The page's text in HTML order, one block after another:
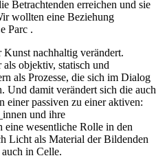
Betrachtenden erreichen und sie
wollten eine Beziehung
Parc .
nachhaltig verändert.
objektiv, statisch und
als Prozesse, die sich im Dialog
Und damit verändert sich die auch
einer passiven zu einer aktiven:
und ihre
eine wesentliche Rolle in den
Licht als Material der Bildenden
in Celle.